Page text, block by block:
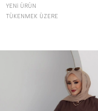
YENI ÜRÜN
TÜKENMEK ÜZERE